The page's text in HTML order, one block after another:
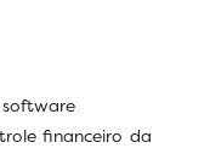
financeiro da